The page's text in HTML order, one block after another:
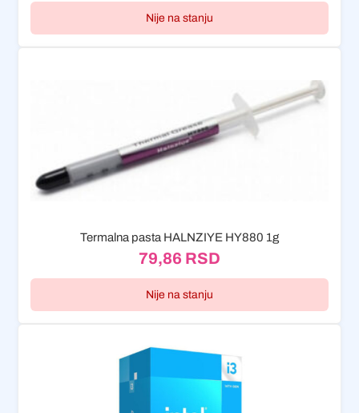
Nije na stanju
Termalna pasta HALNZIYE HY880 1g
79,86 RSD
Nije na stanju